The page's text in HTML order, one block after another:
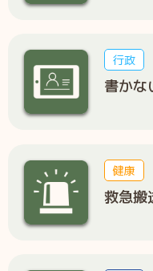
行政
書かな
健康
救急搬